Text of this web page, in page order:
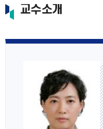
교수소개